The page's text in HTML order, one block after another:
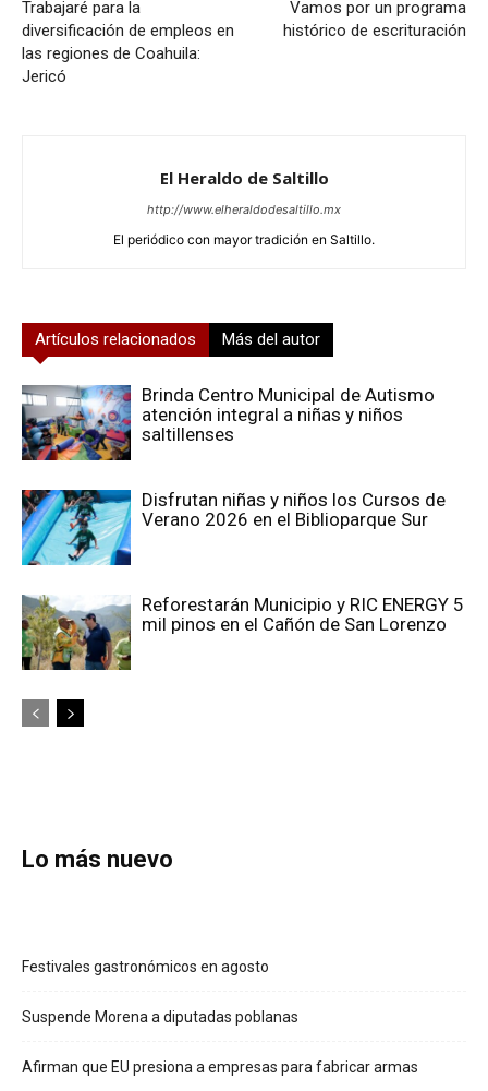
Trabajaré para la
diversificación de empleos en
las regiones de Coahuila:
Jericó
Vamos por un programa
histórico de escrituración
El Heraldo de Saltillo
http://www.elheraldodesaltillo.mx
El periódico con mayor tradición en Saltillo.
Artículos relacionados Más del autor
Brinda Centro Municipal de Autismo
atención integral a niñas y niños
saltillenses
Disfrutan niñas y niños los Cursos de
Verano 2026 en el Biblioparque Sur
Reforestarán Municipio y RIC ENERGY 5
mil pinos en el Cañón de San Lorenzo
Lo más nuevo
Festivales gastronómicos en agosto
Suspende Morena a diputadas poblanas
Afirman que EU presiona a empresas para fabricar armas